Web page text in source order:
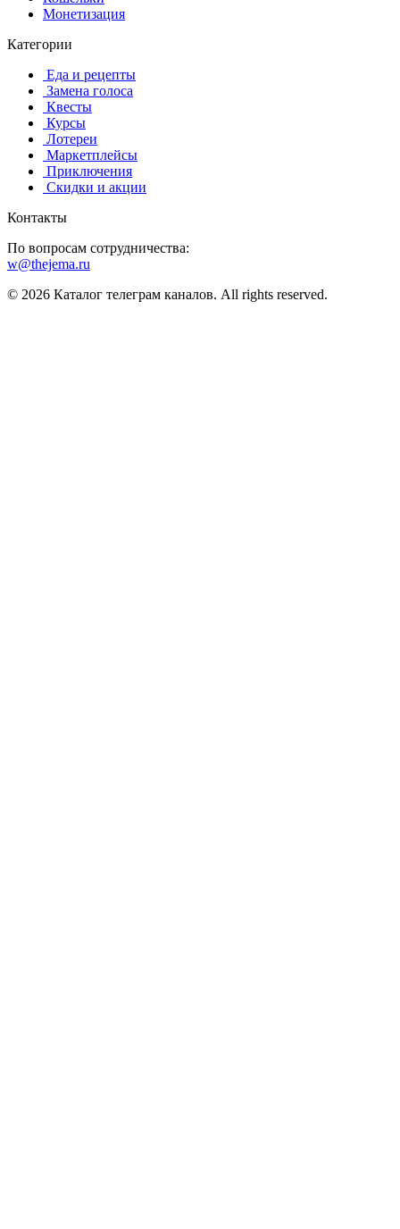
Монетизация
Категории
️ ️Еда и рецепты
️ Замена голоса
️ Квесты
‍ Курсы
️ Лотереи
️ Маркетплейсы
️ Приключения
️ Скидки и акции
Контакты
По вопросам сотрудничества:
w@thejema.ru
© 2026 Каталог телеграм каналов. All rights reserved.